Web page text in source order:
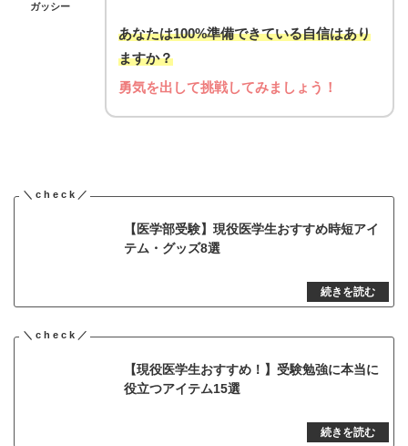
ガッシー
あなたは100%準備できている自信はあり
ますか？
勇気を出して挑戦してみましょう！
【医学部受験】現役医学生おすすめ時短アイ
テム・グッズ8選
【現役医学生おすすめ！】受験勉強に本当に
役立つアイテム15選